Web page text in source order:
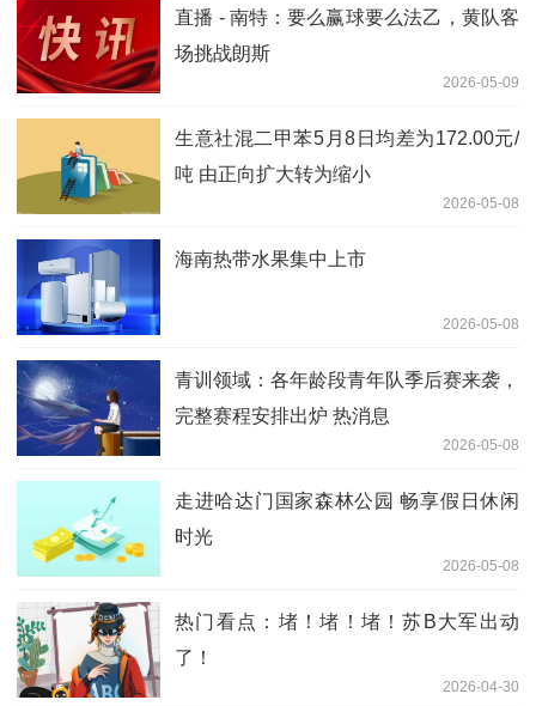
直播 - 南特：要么赢球要么法乙，黄队客
场挑战朗斯
2026-05-09
生意社混二甲苯5月8日均差为172.00元/
吨 由正向扩大转为缩小
2026-05-08
海南热带水果集中上市
2026-05-08
青训领域：各年龄段青年队季后赛来袭，
完整赛程安排出炉 热消息
2026-05-08
走进哈达门国家森林公园 畅享假日休闲
时光
2026-05-08
热门看点：堵！堵！堵！苏B大军出动
了！
2026-04-30